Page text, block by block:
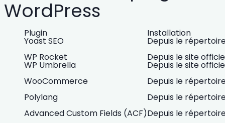
WordPress
Plugin Installation
Yoast SEO
Depuis le
WP Rocket
Depuis le site
WP Umbrella
Depuis le site
WooCommerce
Depuis le
Polylang
Depuis le
Advanced Custom Fields (ACF)Depuis le